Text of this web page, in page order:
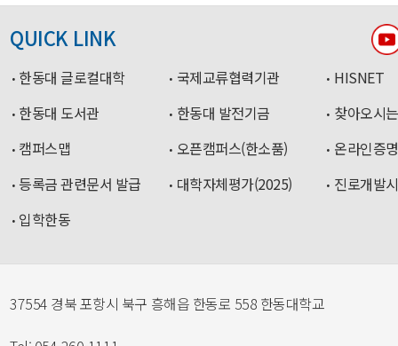
QUICK LINK
한동대 글로컬대학 국제교류협력기관
HISNET
한동대 도서관
한동대 발전기금
찾아오시
캠퍼스맵
오픈캠퍼스(한소품)
온라인증
등록금 관련문서 발급
대학자체평가(2025)
진로개발
입학한동
37554 경북 포항시 북구 흥해읍 한동로 558 한동대학교